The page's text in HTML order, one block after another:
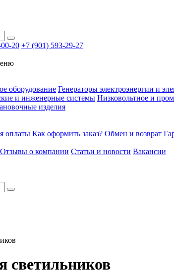
20 +7 (901) 593-29-27
оборудование Генераторы электроэнергии и
и инженерные системы Низковольтное и
изделия
оплаты Как оформить заказ? Обмен и возврат
Отзывы о компании Статьи и новости Вакансии
светильников